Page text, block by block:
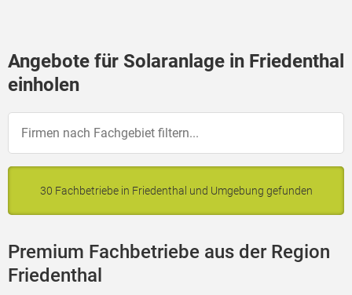
Angebote für Solaranlage in Friedenthal
einholen
30 Fachbetriebe in Friedenthal und Umgebung gefunden
Premium Fachbetriebe aus der Region
Friedenthal